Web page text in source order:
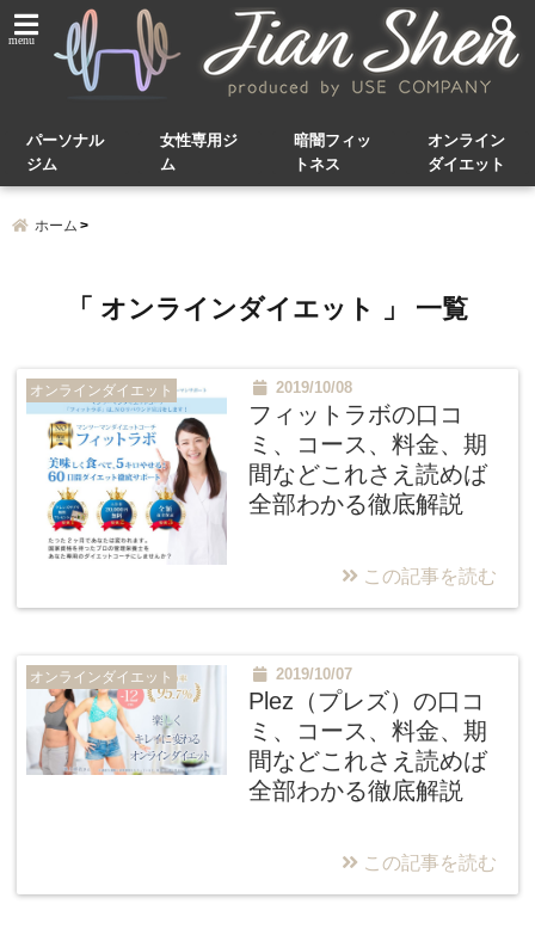
menu
パーソナル
ジム
女性専用ジ
ム
暗闇フィッ
トネス
オンライン
ダイエット
ホーム
「 オンラインダイエット 」 一覧
オンラインダイエット 2019/10/08
フィットラボの口コ
ミ、コース、料金、期
間などこれさえ読めば
全部わかる徹底解説
この記事を読む
オンラインダイエット 2019/10/07
Plez（プレズ）の口コ
ミ、コース、料金、期
間などこれさえ読めば
全部わかる徹底解説
この記事を読む